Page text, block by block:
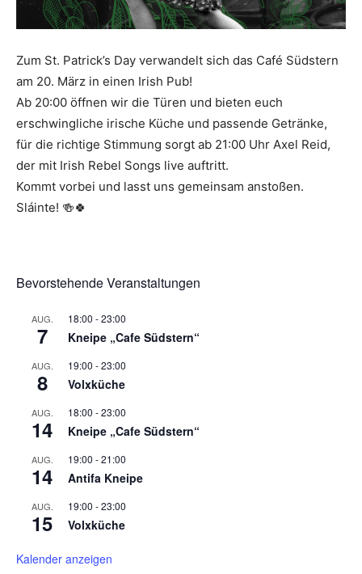
Zum St. Patrick’s Day verwandelt sich das Café Südstern
am 20. März in einen Irish Pub!
Ab 20:00 öffnen wir die Türen und bieten euch
erschwingliche irische Küche und passende Getränke,
für die richtige Stimmung sorgt ab 21:00 Uhr Axel Reid,
der mit Irish Rebel Songs live auftritt.
Kommt vorbei und lasst uns gemeinsam anstoßen.
Sláinte! 🍻🍀
Bevorstehende Veranstaltungen
AUG.
7
18:00 -23:00
Kneipe „Cafe Südstern“
AUG.
8
19:00 -23:00
Volxküche
AUG.
14
18:00 -23:00
Kneipe „Cafe Südstern“
AUG.
14
19:00 -21:00
Antifa Kneipe
AUG.
15
19:00 -23:00
Volxküche
Kalender anzeigen